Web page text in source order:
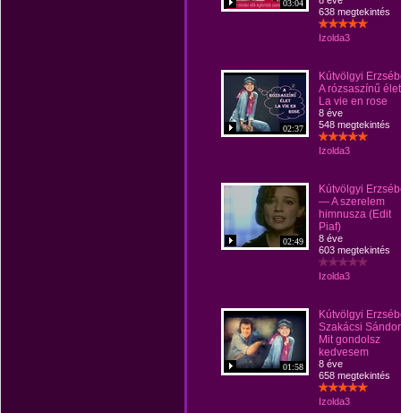
03:04
638 megtekintés
Izolda3
02:37
Kútvölgyi
A rózsaszínű
La vie en rose
8 éve
548 megtekintés
Izolda3
02:49
Kútvölgyi
— A szerelem
himnusza (Edit
Piaf)
8 éve
603 megtekintés
Izolda3
01:58
Kútvölgyi
Szakácsi
Mit gondolsz
kedvesem
8 éve
658 megtekintés
Izolda3